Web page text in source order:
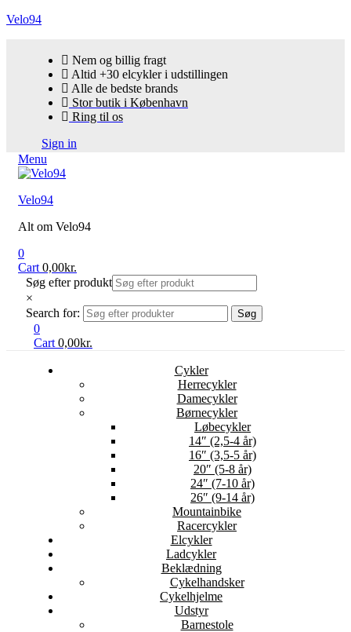
Velo94
Nem og billig fragt
Altid +30 elcykler i udstillingen
Alle de bedste brands
Stor butik i København
Ring til os
Sign in
Menu
Velo94
Alt om Velo94
0
Cart 0,00kr.
Søg efter produkt
×
Search for:
Søg
0
Cart 0,00kr.
Cykler
Herrecykler
Damecykler
Børnecykler
Løbecykler
14″ (2,5-4 år)
16″ (3,5-5 år)
20″ (5-8 år)
24″ (7-10 år)
26″ (9-14 år)
Mountainbike
Racercykler
Elcykler
Ladcykler
Beklædning
Cykelhandsker
Cykelhjelme
Udstyr
Barnestole